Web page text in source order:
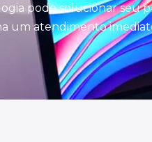
pode solucionar seu
um atendimento